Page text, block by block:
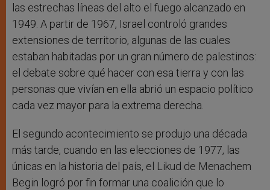
las estrechas líneas del alto el fuego alcanzado en
1949. A partir de 1967, Israel controló grandes
extensiones de territorio, algunas de las cuales
estaban habitadas por un gran número de palestinos:
el debate sobre qué hacer con esa tierra y con las
personas que vivían en ella abrió un espacio político
cada vez mayor para la extrema derecha.
El segundo acontecimiento se produjo una década
más tarde, cuando en las elecciones de 1977, las
únicas en la historia del país, el Likud de Menachem
Begin logró por fin formar una coalición que lo